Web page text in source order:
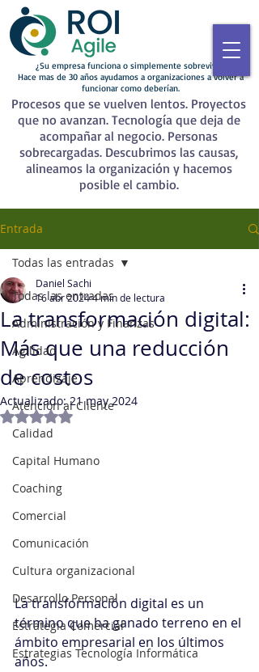
¿Su empresa funciona o simplemente sobrevive?
Hace mas de 30 años ayudamos a organizaciones a volver a
funcionar como deberían.
Procesos que se vuelven lentos. Proyectos
que no avanzan. Tecnología que deja de
acompañar al negocio. Personas
sobrecargadas. Descubrimos las causas,
alineamos la organización y hacemos
posible el cambio.
Entrada
Todas las entradas
Administración y Finanzas
Agilidad
Aprendizaje
Atención al Cliente
Calidad
Capital Humano
Coaching
Comercial
Comunicación
Cultura organizacional
Desarrollo Personal
Estrategia Comercial
Estrategias Tecnología Informática
Todas las entradas
La transformación digital:
Más que una reducción
de costos
Daniel Sachi
16 abr 20244 min de lectura
Actualizado:21 may 2024
Obtuvo NaN de 5 estrellas.
La transformación digital es un
término que ha ganado terreno en el
ámbito empresarial en los últimos
años.